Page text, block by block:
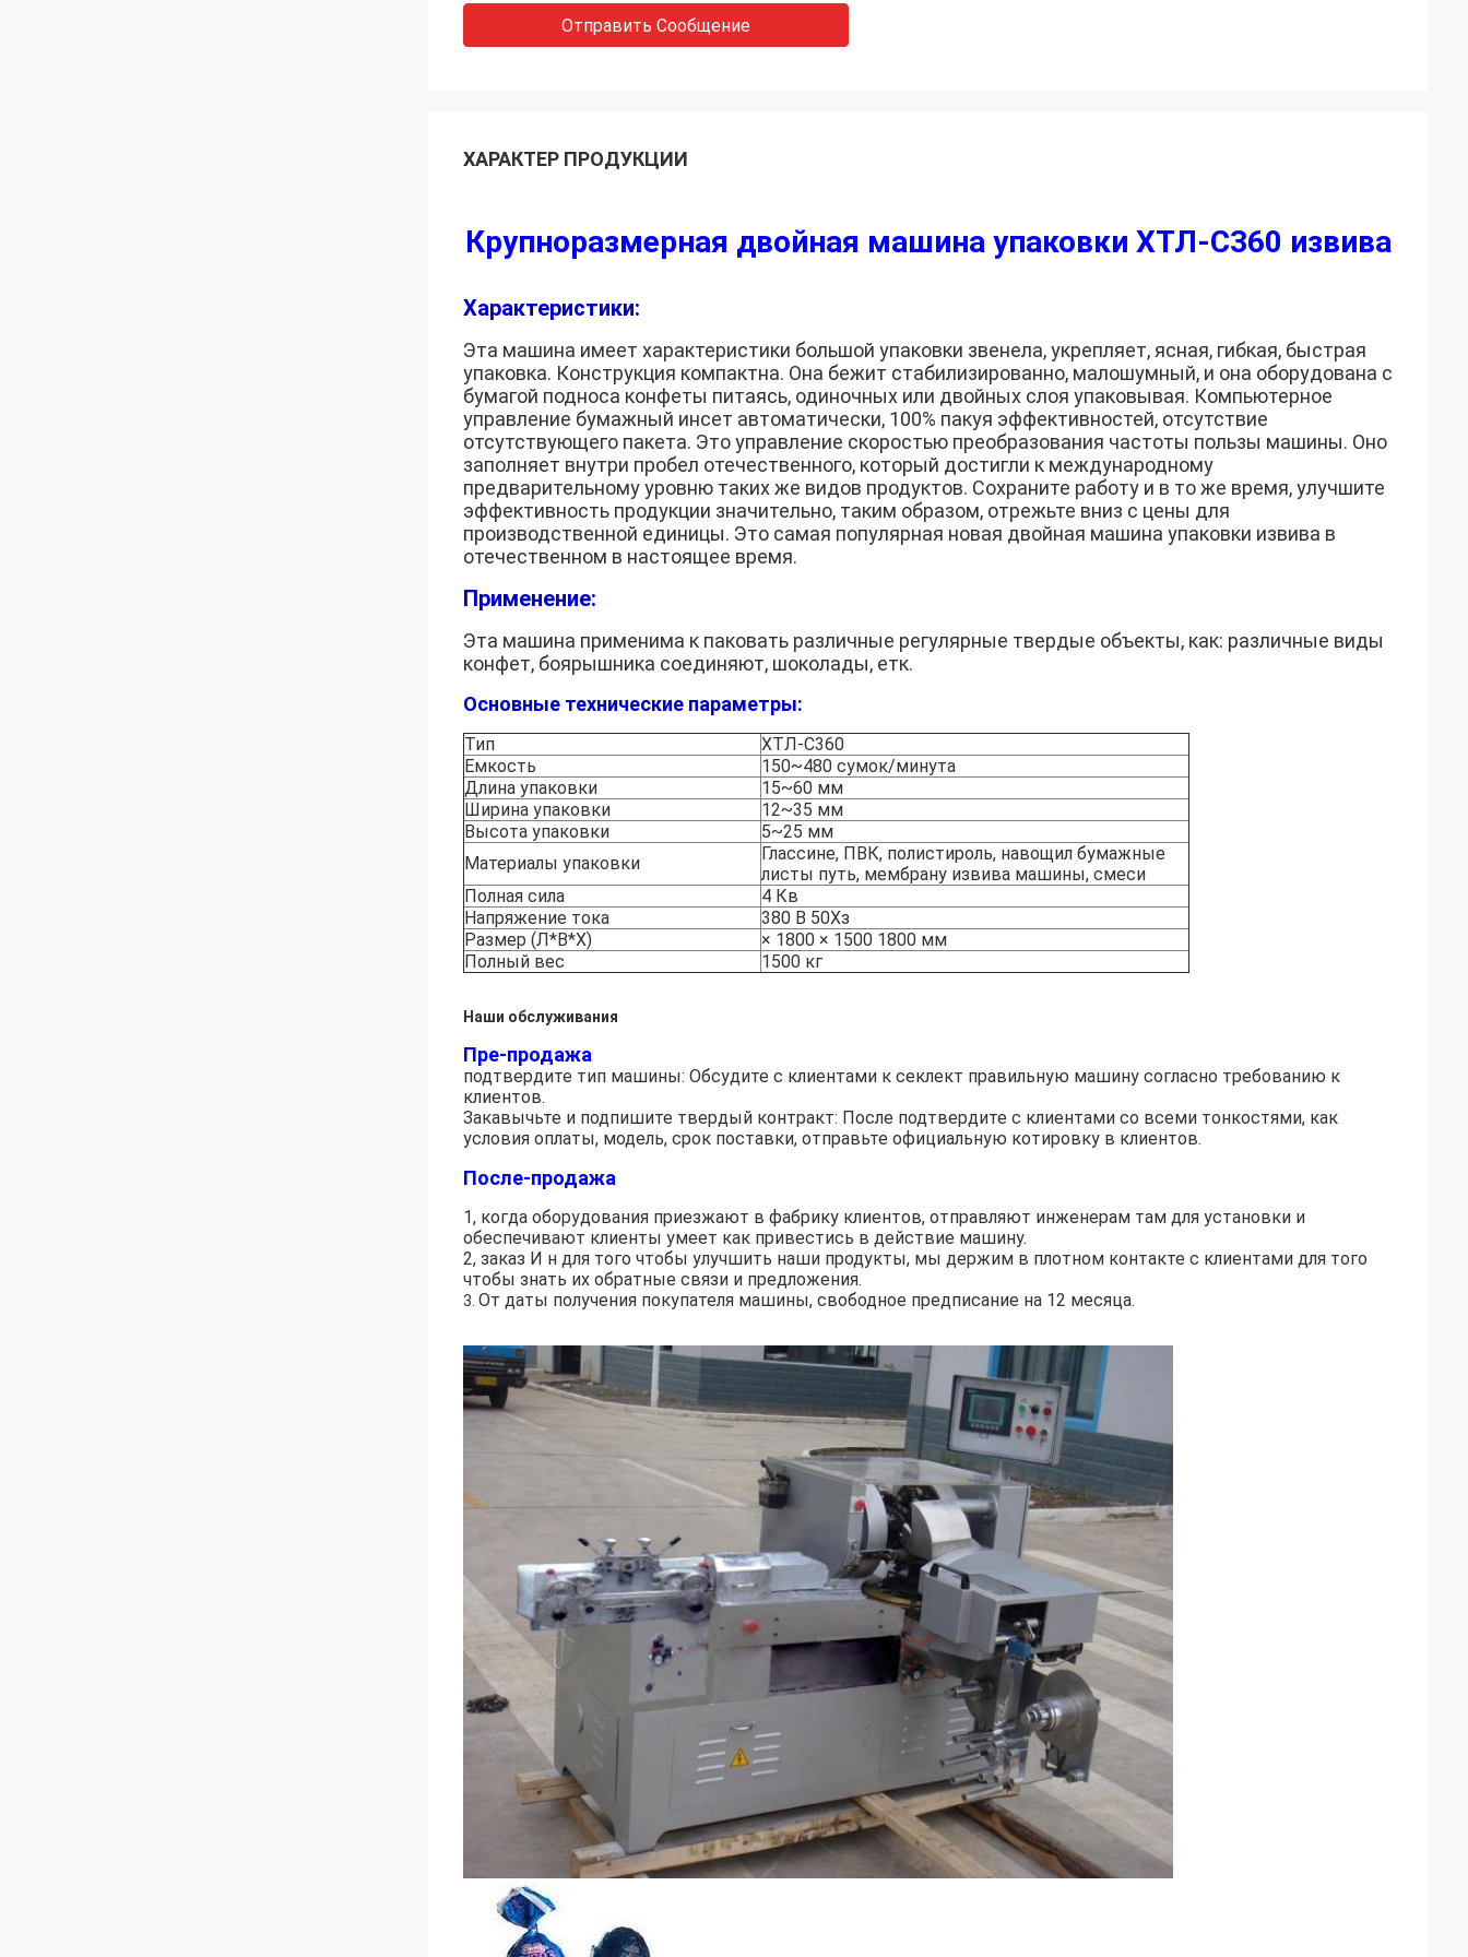
Отправить Сообщение
ХАРАКТЕР ПРОДУКЦИИ
Крупноразмерная двойная машина упаковки ХТЛ-С360 извива
Характеристики:
Эта машина имеет характеристики большой упаковки звенела, укрепляет, ясная, гибкая, быстрая
упаковка. Конструкция компактна. Она бежит стабилизированно, малошумный, и она оборудована с
бумагой подноса конфеты питаясь, одиночных или двойных слоя упаковывая. Компьютерное
управление бумажный инсет автоматически, 100% пакуя эффективностей, отсутствие
отсутствующего пакета. Это управление скоростью преобразования частоты пользы машины. Оно
заполняет внутри пробел отечественного, который достигли к международному
предварительному уровню таких же видов продуктов. Сохраните работу и в то же время, улучшите
эффективность продукции значительно, таким образом, отрежьте вниз с цены для
производственной единицы. Это самая популярная новая двойная машина упаковки извива в
отечественном в настоящее время.
Применение:
Эта машина применима к паковать различные регулярные твердые объекты, как: различные виды
конфет, боярышника соединяют, шоколады, етк.
Основные технические параметры:
Тип
ХТЛ-С360
Емкость
150~480 сумок/минута
Длина упаковки
15~60 мм
Ширина упаковки
12~35 мм
Высота упаковки
5~25 мм
Материалы упаковки
Глассине, ПВК, полистироль, навощил бумажные
листы путь, мембрану извива машины, смеси
Полная сила
4 Кв
Напряжение тока
380 В 50Хз
Размер (Л*В*Х)
× 1800 × 1500 1800 мм
Полный вес
1500 кг
Наши обслуживания
Пре-продажа
подтвердите тип машины: Обсудите с клиентами к секлект правильную машину согласно требованию к
клиентов.
Закавычьте и подпишите твердый контракт: После подтвердите с клиентами со всеми тонкостями, как
условия оплаты, модель, срок поставки, отправьте официальную котировку в клиентов.
После-продажа
1, когда оборудования приезжают в фабрику клиентов, отправляют инженерам там для установки и
обеспечивают клиенты умеет как привестись в действие машину.
2, заказ И н для того чтобы улучшить наши продукты, мы держим в плотном контакте с клиентами для того
чтобы знать их обратные связи и предложения.
3. От даты получения покупателя машины, свободное предписание на 12 месяца.